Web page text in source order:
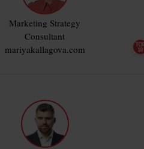
Marketing Strategy
Consultant
mariyakallagova.com